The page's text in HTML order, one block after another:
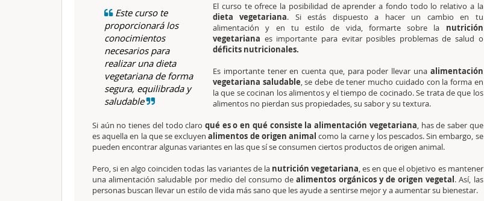
Este curso te
proporcionará los
conocimientos
necesarios para
realizar una dieta
vegetariana de forma
segura, equilibrada y
saludable
El curso te ofrece la posibilidad de aprender a fondo todo lo relativo a la
dieta vegetariana. Si estás dispuesto a hacer un cambio en tu
alimentación y en tu estilo de vida, formarte sobre la nutrición
vegetariana es importante para evitar posibles problemas de salud o
déficits nutricionales.
Es importante tener en cuenta que, para poder llevar unaalimentación
vegetariana saludable, se debe de tener mucho cuidado con la forma en
la que se cocinan los alimentos y el tiempo de cocinado. Se trata de que los
alimentos no pierdan sus propiedades, su sabor y su textura.
Si aún no tienes del todo claroqué es o en qué consiste la alimentación vegetariana, has de saber que
es aquella en la que se excluyen alimentos de origen animalcomo la carne y los pescados. Sin embargo, se
pueden encontrar algunas variantes en las que sí se consumen ciertos productos de origen animal.
Pero, si en algo coinciden todas las variantes de la nutrición vegetariana, es en que el objetivo es mantener
una alimentación saludable por medio del consumo dealimentos orgánicos y de origen vegetal. Así, las
personas buscan llevar un estilo de vida más sano que les ayude a sentirse mejor y a aumentar su bienestar.